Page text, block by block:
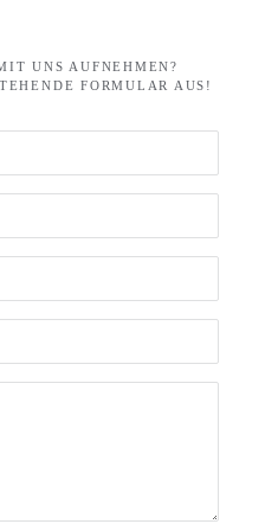
UNS AUFNEHMEN?
FORMULAR AUS!